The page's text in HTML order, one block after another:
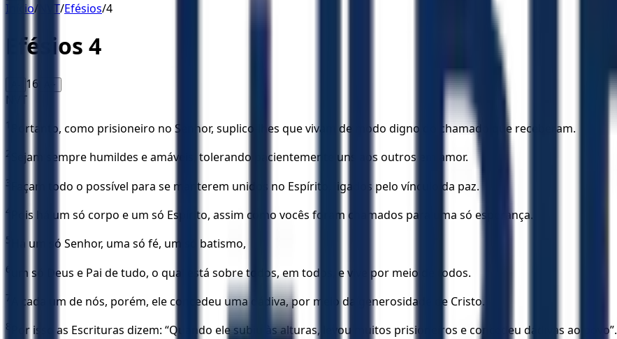
Início/ NVT/Efésios/4
Efésios 4
16 A+
NVT
1 Portanto, como prisioneiro no Senhor, suplico-lhes que vivam de modo digno do chamado que receberam.
2 Sejam sempre humildes e amáveis, tolerando pacientemente uns aos outros em amor.
3 Façam todo o possível para se manterem unidos no Espírito, ligados pelo vínculo da paz.
4 Pois há um só corpo e um só Espírito, assim como vocês foram chamados para uma só esperança.
5 Há um só Senhor, uma só fé, um só batismo,
6 um só Deus e Pai de tudo, o qual está sobre todos, em todos, e vive por meio de todos.
7 A cada um de nós, porém, ele concedeu uma dádiva, por meio da generosidade de Cristo.
8 Por isso as Escrituras dizem: “Quando ele subiu às alturas, levou muitos prisioneiros e concedeu dádivas ao povo”.